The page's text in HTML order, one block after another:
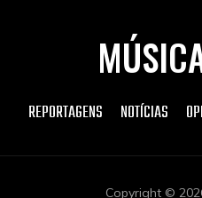
REPORTAGENS NOTÍCIAS
Copyright ©